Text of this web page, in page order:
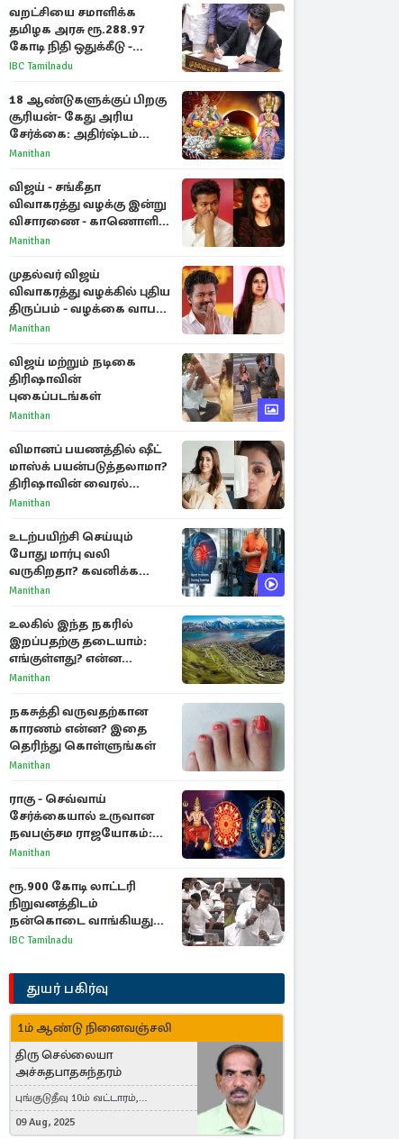
வறட்சியை சமாளிக்க
தமிழக அரசு ரூ.288.97
கோடி நிதி ஒதுக்கீடு -
வெளியான அரசாணை
IBC Tamilnadu
18 ஆண்டுகளுக்குப் பிறகு
சூரியன்- கேது அரிய
சேர்க்கை: அதிர்ஷ்டம்
பெறும் 3 ராசிகள்!
Manithan
விஜய் - சங்கீதா
விவாகரத்து வழக்கு இன்று
விசாரணை - காணொளி
மூலம் ஆஜராக வாய்ப்பு
Manithan
முதல்வர் விஜய்
விவாகரத்து வழக்கில் புதிய
திருப்பம் - வழக்கை வாபஸ்
பெற்ற சங்கீதா!
Manithan
விஜய் மற்றும் நடிகை
திரிஷாவின்
புகைப்படங்கள்
Manithan
விமானப் பயணத்தில் ஷீட்
மாஸ்க் பயன்படுத்தலாமா?
திரிஷாவின் வைரல்
செல்ஃபிக்கு மருத்துவர்
Manithan
உடற்பயிற்சி செய்யும்
போது மார்பு வலி
வருகிறதா? கவனிக்க
வேண்டிய எச்சரிக்கை
Manithan
உலகில் இந்த நகரில்
இறப்பதற்கு தடையாம்:
எங்குள்ளது? என்ன
காரணம் தெரியுமா?
Manithan
நகசுத்தி வருவதற்கான
காரணம் என்ன? இதை
தெரிந்து கொள்ளுங்கள்
Manithan
ராகு - செவ்வாய்
சேர்க்கையால் உருவான
நவபஞ்சம ராஜயோகம்:
அதிர்ஷ்டம் பெறும் 3
Manithan
ரூ.900 கோடி லாட்டரி
நிறுவனத்திடம்
நன்கொடை வாங்கியது
ஏன்? உதயநிதி - ஆதவ்
IBC Tamilnadu
துயர் பகிர்வு
1ம் ஆண்டு நினைவஞ்சலி
திரு செல்லையா
அச்சுதபாதசுந்தரம்
புங்குடுதீவு 10ம் வட்டாரம்,
கொள்ளுப்பிட்டி
09 Aug, 2025